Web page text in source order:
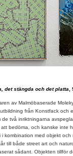
det stängda och det platta
av Malmöbaserade
från Konstfack och
de två inriktningarna
bedöma, och kanske inte
i kombination med objekt och
till både street art och
sådant. Objekten tillför